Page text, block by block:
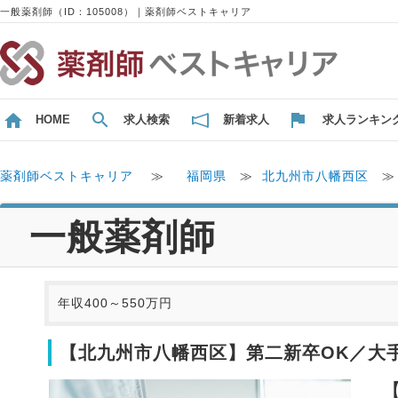
一般薬剤師（ID：105008）｜薬剤師ベストキャリア
HOME 求人検索 新着求人 求人ランキン
薬剤師ベストキャリア ≫ 福岡県 ≫ 北九州市八幡西区
一般薬剤師
年収400～550万円
【北九州市八幡西区】第二新卒OK／